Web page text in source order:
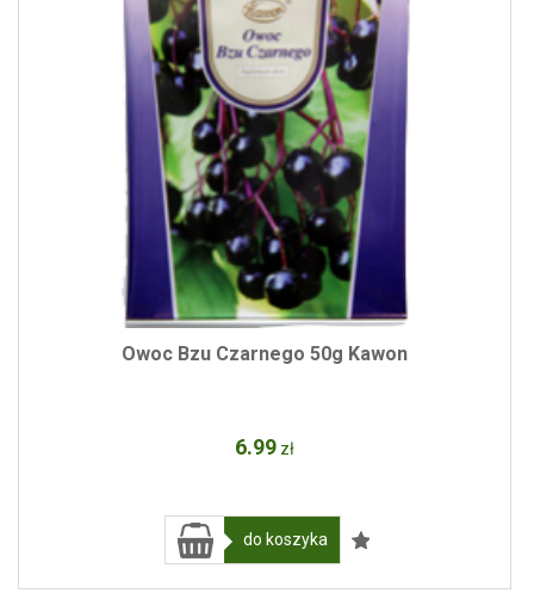
Owoc Bzu Czarnego 50g Kawon
6.99 zł
do koszyka